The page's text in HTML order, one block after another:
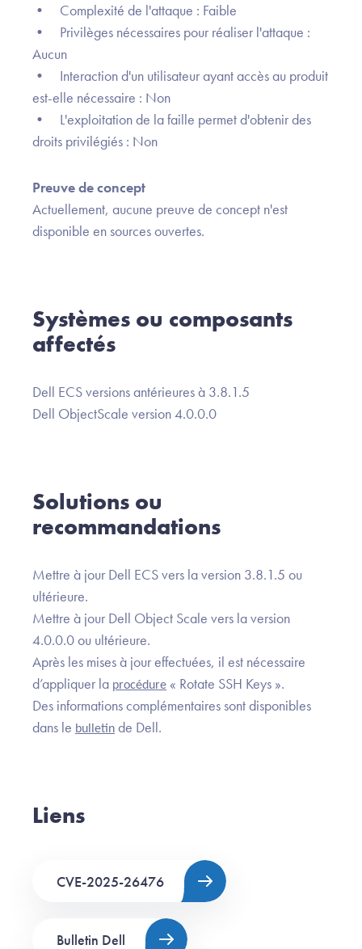
• Complexité de l'attaque : Faible
• Privilèges nécessaires pour réaliser l'attaque :
Aucun
• Interaction d'un utilisateur ayant accès au produit
est-elle nécessaire : Non
• L'exploitation de la faille permet d'obtenir des
droits privilégiés : Non
Preuve de concept
Actuellement, aucune preuve de concept n'est
disponible en sources ouvertes.
Systèmes ou composants
affectés
Dell ECS versions antérieures à 3.8.1.5
Dell ObjectScale version 4.0.0.0
Solutions ou
recommandations
Mettre à jour Dell ECS vers la version 3.8.1.5 ou
ultérieure.
Mettre à jour Dell Object Scale vers la version
4.0.0.0 ou ultérieure.
Après les mises à jour effectuées, il est nécessaire
d’appliquer la procédure « Rotate SSH Keys ».
Des informations complémentaires sont disponibles
dans le bulletin de Dell.
Liens
CVE-2025-26476
Bulletin Dell